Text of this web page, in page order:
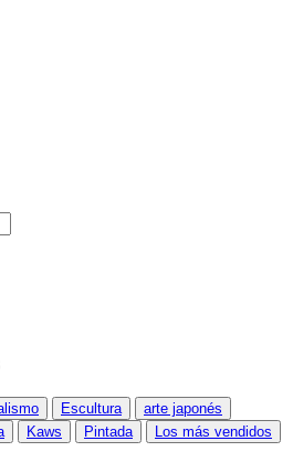
Escultura
arte japonés
Kaws Pintada Los más vendidos